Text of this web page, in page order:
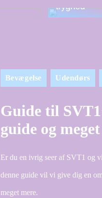
tryghed
Bevægelse Udendørs
Guide til
guide og
Er du en ivrig seer af SVT1 og
denne guide vil vi give dig en
meget mere.